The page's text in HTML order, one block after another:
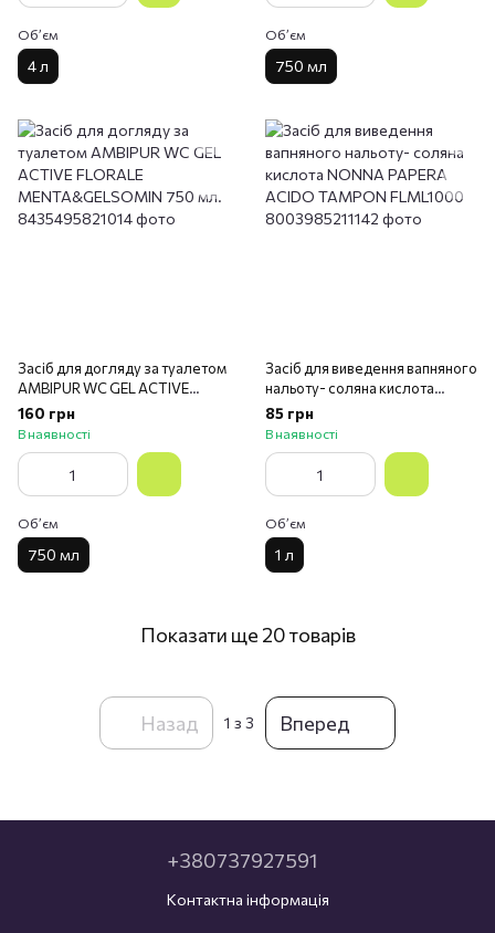
Обʼєм
4 л
Обʼєм
750 мл
Засіб для догляду за туалетом
AMBIPUR WC GEL ACTIVE
FLORALE MENTA&GELSOMIN
750 мл.
160 грн
В наявності
Обʼєм
750 мл
Засіб для виведення вапняного
нальоту- соляна кислота
NONNA PAPERA ACIDO
TAMPON FLML1000
85 грн
В наявності
Обʼєм
1 л
Показати ще 20 товарів
Назад 1 з 3 Вперед
+380737927591
Контактна інформація